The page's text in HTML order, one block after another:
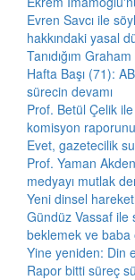
Evren Savcı ile
hakkındaki yasal
Tanıdığım
Hafta Başı (71):
sürecin devamı
Prof. Betül Çelik
komisyon
Evet, gazetecilik
Prof. Yaman
medyayı mutlak
Yeni dinsel
Gündüz Vassaf ile
beklemek ve baba
Yine yeniden: Din
Rapor bitti süreç